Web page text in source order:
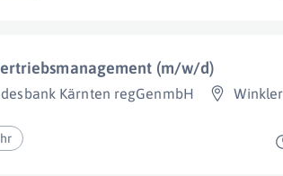
(m/w/d)
Kärnten regGenmbH